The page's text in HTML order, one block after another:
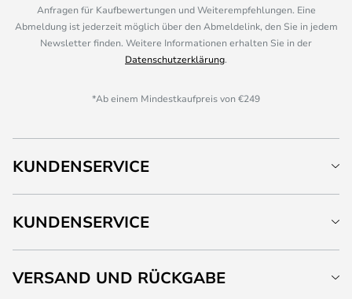
Anfragen für Kaufbewertungen und Weiterempfehlungen. Eine
Abmeldung ist jederzeit möglich über den Abmeldelink, den Sie in jedem
Newsletter finden. Weitere Informationen erhalten Sie in der
Datenschutzerklärung.
*Ab einem Mindestkaufpreis von €249
KUNDENSERVICE
KUNDENSERVICE
VERSAND UND RÜCKGABE